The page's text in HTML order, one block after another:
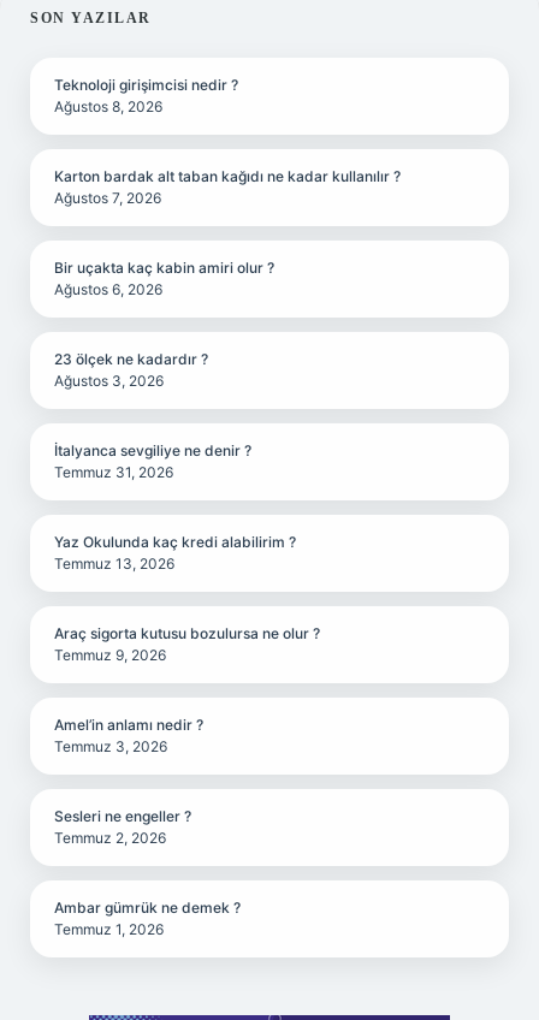
SIDEBAR
SON YAZILAR
Teknoloji girişimcisi nedir ?
Ağustos 8, 2026
Karton bardak alt taban kağıdı ne kadar kullanılır ?
Ağustos 7, 2026
Bir uçakta kaç kabin amiri olur ?
Ağustos 6, 2026
23 ölçek ne kadardır ?
Ağustos 3, 2026
İtalyanca sevgiliye ne denir ?
Temmuz 31, 2026
Yaz Okulunda kaç kredi alabilirim ?
Temmuz 13, 2026
Araç sigorta kutusu bozulursa ne olur ?
Temmuz 9, 2026
Amel’in anlamı nedir ?
Temmuz 3, 2026
Sesleri ne engeller ?
Temmuz 2, 2026
Ambar gümrük ne demek ?
Temmuz 1, 2026